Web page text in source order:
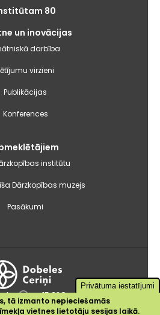
80
un inovācijas
darbība
virzieni
Publikācijas
Konferences
institūtu
Dārzkopības muzejs
Pasākumi
+15.3°C
Privātuma iestatījumi
tā izmanto nepieciešamās
vietnes lietotāju sesijas laikā.